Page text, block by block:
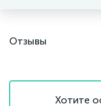
Отзывы
Хотите